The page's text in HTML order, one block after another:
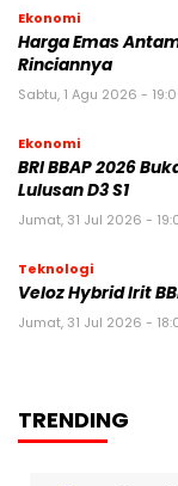
Ekonomi
Harga Emas
Rinciannya
Sabtu, 1 Agu 2026 -
Ekonomi
BRI BBAP 2026
Lulusan D3 S1
Jumat, 31 Jul 2026 -
Teknologi
Veloz Hybrid Irit
Jumat, 31 Jul 2026 -
TRENDING